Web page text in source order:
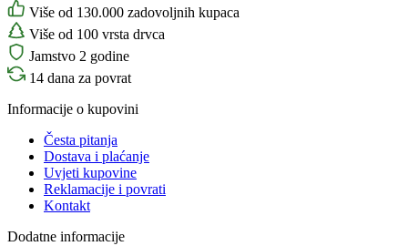
Više od 130.000 zadovoljnih kupaca
Više od 100 vrsta drvca
Jamstvo 2 godine
14 dana za povrat
Informacije o kupovini
Česta pitanja
Dostava i plaćanje
Uvjeti kupovine
Reklamacije i povrati
Kontakt
Dodatne informacije